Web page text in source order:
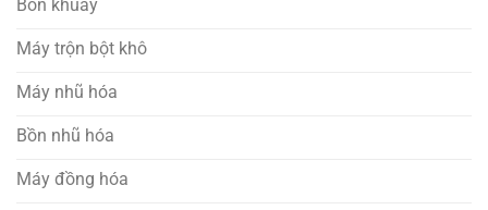
Bồn khuấy
Máy trộn bột khô
Máy nhũ hóa
Bồn nhũ hóa
Máy đồng hóa